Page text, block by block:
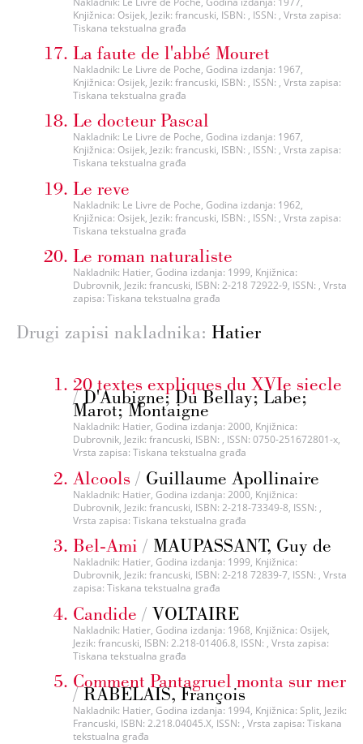
Knjižnica: Osijek, Jezik: francuski, ISBN: , ISSN: , Vrsta zapisa:
Tiskana tekstualna građa
La faute de l'abbé Mouret
Nakladnik: Le Livre de Poche, Godina izdanja: 1967,
Knjižnica: Osijek, Jezik: francuski, ISBN: , ISSN: , Vrsta zapisa:
Tiskana tekstualna građa
Le docteur Pascal
Nakladnik: Le Livre de Poche, Godina izdanja: 1967,
Knjižnica: Osijek, Jezik: francuski, ISBN: , ISSN: , Vrsta zapisa:
Tiskana tekstualna građa
Le reve
Nakladnik: Le Livre de Poche, Godina izdanja: 1962,
Knjižnica: Osijek, Jezik: francuski, ISBN: , ISSN: , Vrsta zapisa:
Tiskana tekstualna građa
Le roman naturaliste
Nakladnik: Hatier, Godina izdanja: 1999, Knjižnica:
Dubrovnik, Jezik: francuski, ISBN: 2-218 72922-9, ISSN: , Vrsta
zapisa: Tiskana tekstualna građa
Drugi zapisi nakladnika: Hatier
20 textes expliques du XVIe siecle
/D'Aubigne; Du Bellay; Labe;
Marot; Montaigne
Nakladnik: Hatier, Godina izdanja: 2000, Knjižnica:
Dubrovnik, Jezik: francuski, ISBN: , ISSN: 0750-251672801-x,
Vrsta zapisa: Tiskana tekstualna građa
Alcools / Guillaume Apollinaire
Nakladnik: Hatier, Godina izdanja: 2000, Knjižnica:
Dubrovnik, Jezik: francuski, ISBN: 2-218-73349-8, ISSN: ,
Vrsta zapisa: Tiskana tekstualna građa
Bel-Ami / MAUPASSANT, Guy de
Nakladnik: Hatier, Godina izdanja: 1999, Knjižnica:
Dubrovnik, Jezik: francuski, ISBN: 2-218 72839-7, ISSN: , Vrsta
zapisa: Tiskana tekstualna građa
Candide / VOLTAIRE
Nakladnik: Hatier, Godina izdanja: 1968, Knjižnica: Osijek,
Jezik: francuski, ISBN: 2.218-01406.8, ISSN: , Vrsta zapisa:
Tiskana tekstualna građa
Comment Pantagruel monta sur mer
/RABELAIS, François
Nakladnik: Hatier, Godina izdanja: 1994, Knjižnica: Split, Jezik:
Francuski, ISBN: 2.218.04045.X, ISSN: , Vrsta zapisa: Tiskana
tekstualna građa